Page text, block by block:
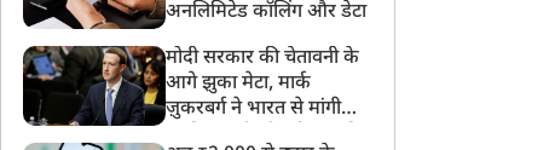
अनलिमिटेड कॉलिंग और डेटा
मोदी सरकार की चेतावनी के
आगे झुका मेटा, मार्क
ज़ुकरबर्ग ने भारत से मांगी